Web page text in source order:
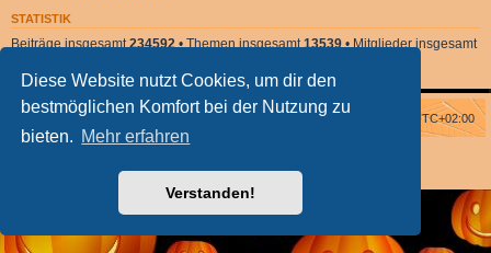
Diese Website nutzt Cookies, um dir den
bestmöglichen Komfort bei der Nutzung zu
bieten. Mehr erfahren
Verstanden!
STATISTIK
Beiträge insgesamt 234592 • Themen insgesamt 13539 • Mitglieder insgesamt
Foren-Übersicht UTC+02:00
Powered byphpBB
Deutsche Übersetzung durchphpBB.de